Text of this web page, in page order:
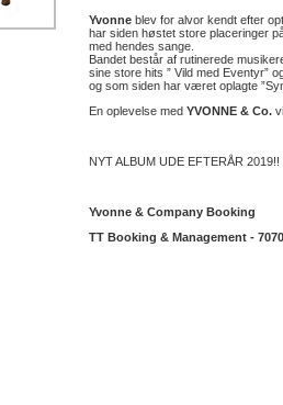
Yvonne blev for alvor kendt efter
har siden høstet store placeringer
med hendes sange.
Bandet består af rutinerede
sine store hits ” Vild med Eventyr”
og som siden har været oplagte
En oplevelse med YVONNE & Co.
NYT ALBUM UDE EFTERÅR 2019!!
Yvonne & Company Booking
TT Booking & Management -